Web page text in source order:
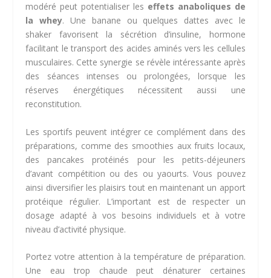
modéré peut potentialiser les effets anaboliques de
la whey. Une banane ou quelques dattes avec le
shaker favorisent la sécrétion d’insuline, hormone
facilitant le transport des acides aminés vers les cellules
musculaires. Cette synergie se révèle intéressante après
des séances intenses ou prolongées, lorsque les
réserves énergétiques nécessitent aussi une
reconstitution.
Les sportifs peuvent intégrer ce complément dans des
préparations, comme des smoothies aux fruits locaux,
des pancakes protéinés pour les petits-déjeuners
d’avant compétition ou des ou yaourts. Vous pouvez
ainsi diversifier les plaisirs tout en maintenant un apport
protéique régulier. L’important est de respecter un
dosage adapté à vos besoins individuels et à votre
niveau d’activité physique.
Portez votre attention à la température de préparation.
Une eau trop chaude peut dénaturer certaines